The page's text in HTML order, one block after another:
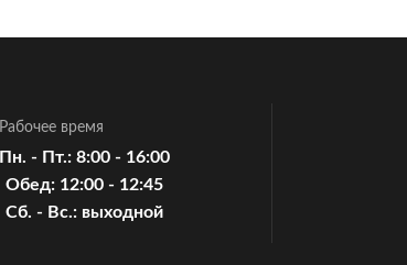
Рабочее время
Пн. - Пт.: 8:00 - 16:00
Обед: 12:00 - 12:45
Cб. - Вс.: выходной